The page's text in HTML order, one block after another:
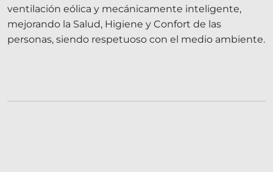
ventilación eólica y mecánicamente inteligente,
mejorando la Salud, Higiene y Confort de las
personas, siendo respetuoso con el medio ambiente.